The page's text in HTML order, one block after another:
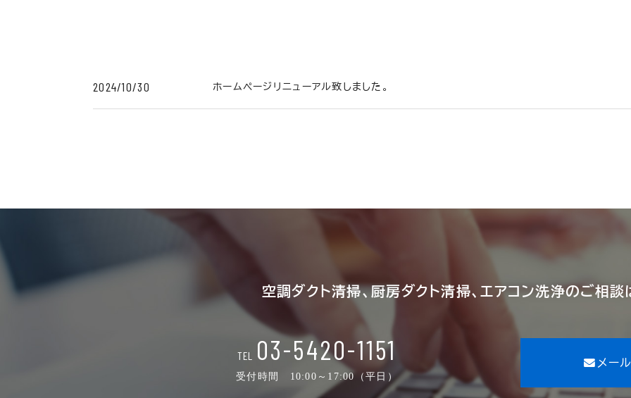
2024/10/30 ホームページリニューアル致しました。
空調ダクト清掃、厨房ダクト清掃、 エアコン洗浄のご相談
TEL 03-5420-1151
受付時間 10:00～17:00（平日）
メー